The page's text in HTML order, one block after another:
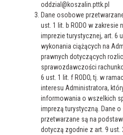
oddzial@koszalin.pttk.pl
Dane osobowe
ust. 1 lit. b RODO w zakresie
imprezie turystycznej, art. 6
wykonania ciążących na
prawnych dotyczących
sprawozdawczości
6 ust. 1 lit. f RODO, tj. w
interesu Administratora,
informowania o wszelkich
imprezą turystyczną. Dane
przetwarzane są na
dotyczą zgodnie z art. 9 ust.